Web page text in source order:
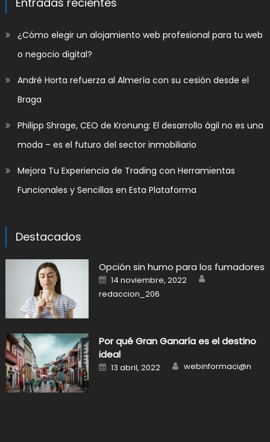
​¿Cómo elegir un alojamiento web profesional para tu web
o negocio digital?
André Horta refuerza al Almería con su cesión desde el
Braga
Philipp Shrage, CEO de Kronung: El desarrollo ágil no es una
moda – es el futuro del sector inmobiliario
Mejora Tu Experiencia de Trading con Herramientas
Funcionales y Sencillas en Esta Plataforma
Destacados
Opción sin humo para los fumadores
Posted
on
14 noviembre, 2022
redaccion_206
Por qué Gran Ganaría es el destino
ideal
Posted
on
13 abril, 2022 Author
webinformaci@n